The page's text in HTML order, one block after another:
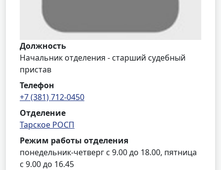
Должность
Начальник отделения - старший судебный
пристав
Телефон
+7 (381) 712-0450
Отделение
Тарское РОСП
Режим работы отделения
понедельник-четверг с 9.00 до 18.00, пятница
с 9.00 до 16.45